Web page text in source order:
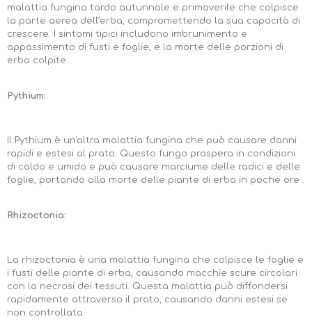
malattia fungina tardo autunnale e primaverile che colpisce
la parte aerea dell’erba, compromettendo la sua capacità di
crescere. I sintomi tipici includono imbrunimento e
appassimento di fusti e foglie, e la morte delle porzioni di
erba colpite.
Pythium:
Il Pythium è un'altra malattia fungina che può causare danni
rapidi e estesi al prato. Questo fungo prospera in condizioni
di caldo e umido e può causare marciume delle radici e delle
foglie, portando alla morte delle piante di erba in poche ore .
Rhizoctonia:
La rhizoctonia è una malattia fungina che colpisce le foglie e
i fusti delle piante di erba, causando macchie scure circolari
con la necrosi dei tessuti. Questa malattia può diffondersi
rapidamente attraverso il prato, causando danni estesi se
non controllata.